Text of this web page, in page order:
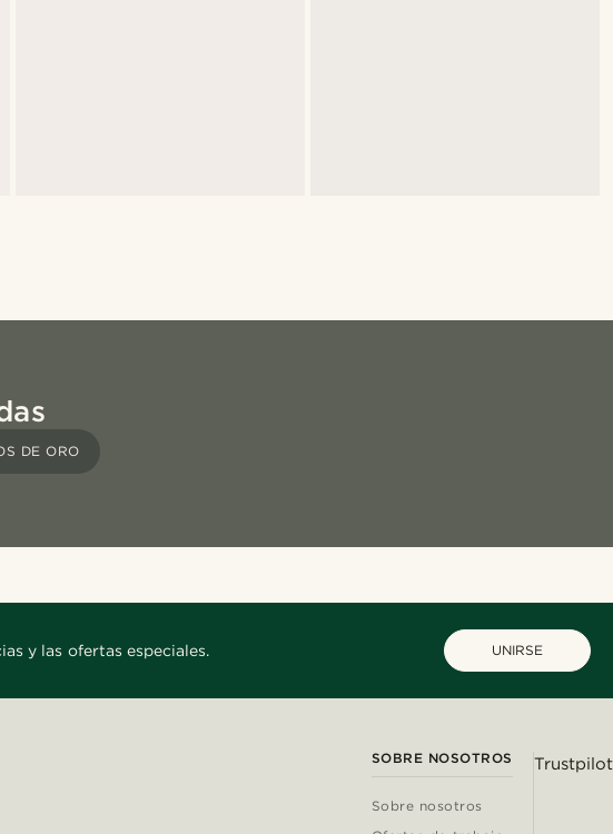
DE ORO
y las ofertas especiales. UNIRSE
SOBRE NOSOTROS
Sobre nosotros
Trustpilot